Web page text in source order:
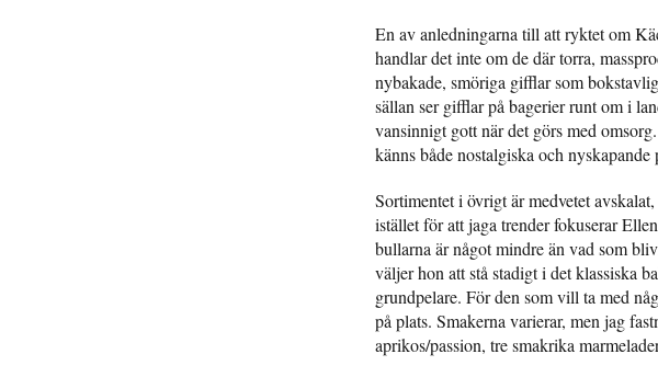
En av anledningarna till att ryktet om
handlar det inte om de där torra,
nybakade, smöriga gifflar som
sällan ser gifflar på bagerier runt om i
vansinnigt gott när det görs med
känns både nostalgiska och nyskapande
Sortimentet i övrigt är medvetet
istället för att jaga trender fokuserar
bullarna är något mindre än vad som
väljer hon att stå stadigt i det klassiska
grundpelare. För den som vill ta med
på plats. Smakerna varierar, men jag
aprikos/passion, tre smakrika